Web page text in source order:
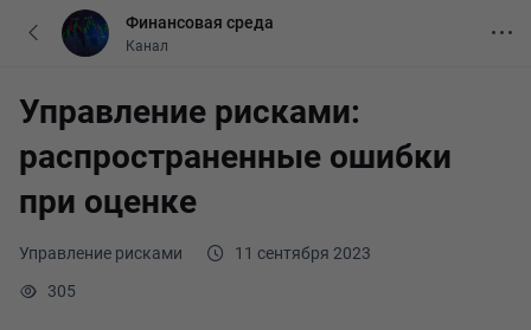
Управление рисками
11 сентября 2023
305
Управление рисками:
распространенные ошибки
при оценке
Финансовая среда
Канал